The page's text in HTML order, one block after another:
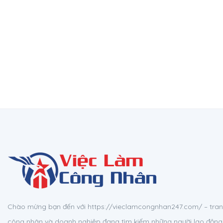
Chào mừng bạn đến với https://vieclamcongnhan247.com/ –